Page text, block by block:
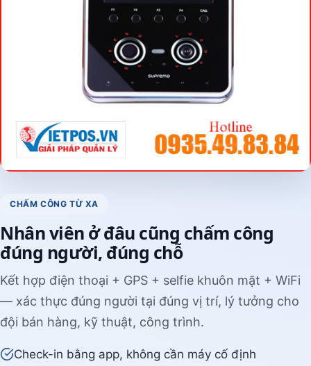
CHẤM CÔNG TỪ XA
Nhân viên ở đâu cũng chấm công
đúng người, đúng chỗ
Kết hợp điện thoại + GPS + selfie khuôn mặt + WiFi
— xác thực đúng người tại đúng vị trí, lý tưởng cho
đội bán hàng, kỹ thuật, công trình.
Check-in bằng app, không cần máy cố định